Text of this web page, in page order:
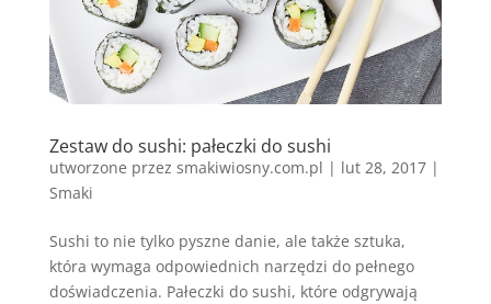
Zestaw do sushi: pałeczki do sushi
utworzone przez smakiwiosny.com.pl | lut 28, 2017|
Smaki
Sushi to nie tylko pyszne danie, ale także sztuka,
która wymaga odpowiednich narzędzi do pełnego
doświadczenia. Pałeczki do sushi, które odgrywają